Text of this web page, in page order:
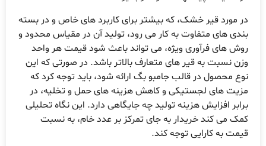
مورد قیر خشک، که بیشتر برای کاربرد های خاص و در بسته
های متفاوت به کار می رود، تولید آن در مقیاس محدود و
های فرآوری ویژه، می تواند باعث شود قیمت هر واحد
نسبت به قیر های متعارف بالاتر باشد. در صورتی که این
محصول در قالب جامبو بگ ارائه شود، باید توجه کرد که
های لجستیکی و کاهش هزینه های حمل و تخلیه، در
افزایش هزینه تولید چه جایگاهی دارد. این نگاه تحلیلی
می کند خریدار به جای تمرکز بر عدد خام، به نسبت
به کارایی توجه کند.